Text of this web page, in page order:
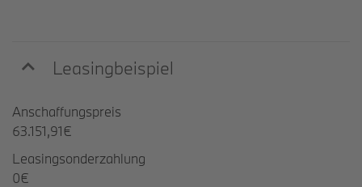
Leasingbeispiel
Anschaffungspreis
63.151,91€
Leasingsonderzahlung
0€